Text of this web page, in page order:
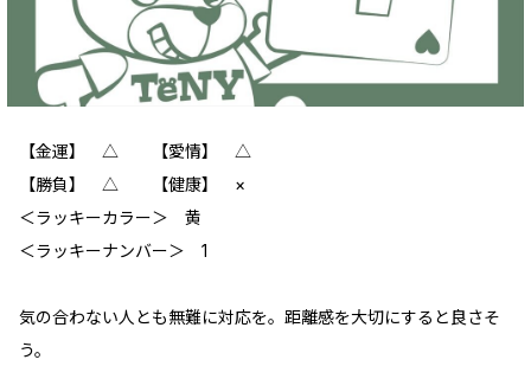
【金運】 △ 【愛情】 △
【勝負】 △ 【健康】 ×
＜ラッキーカラー＞ 黄
＜ラッキーナンバー＞ 1
気の合わない人とも無難に対応を。距離感を大切にすると良さそ
う。